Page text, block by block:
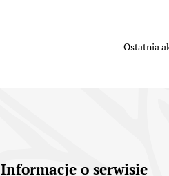
Ostatnia
Informacje o serwisie